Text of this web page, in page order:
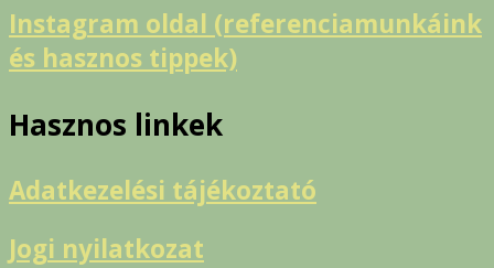
Instagram oldal (referenciamunkáink
és hasznos tippek)
Hasznos linkek
Adatkezelési tájékoztató
Jogi nyilatkozat